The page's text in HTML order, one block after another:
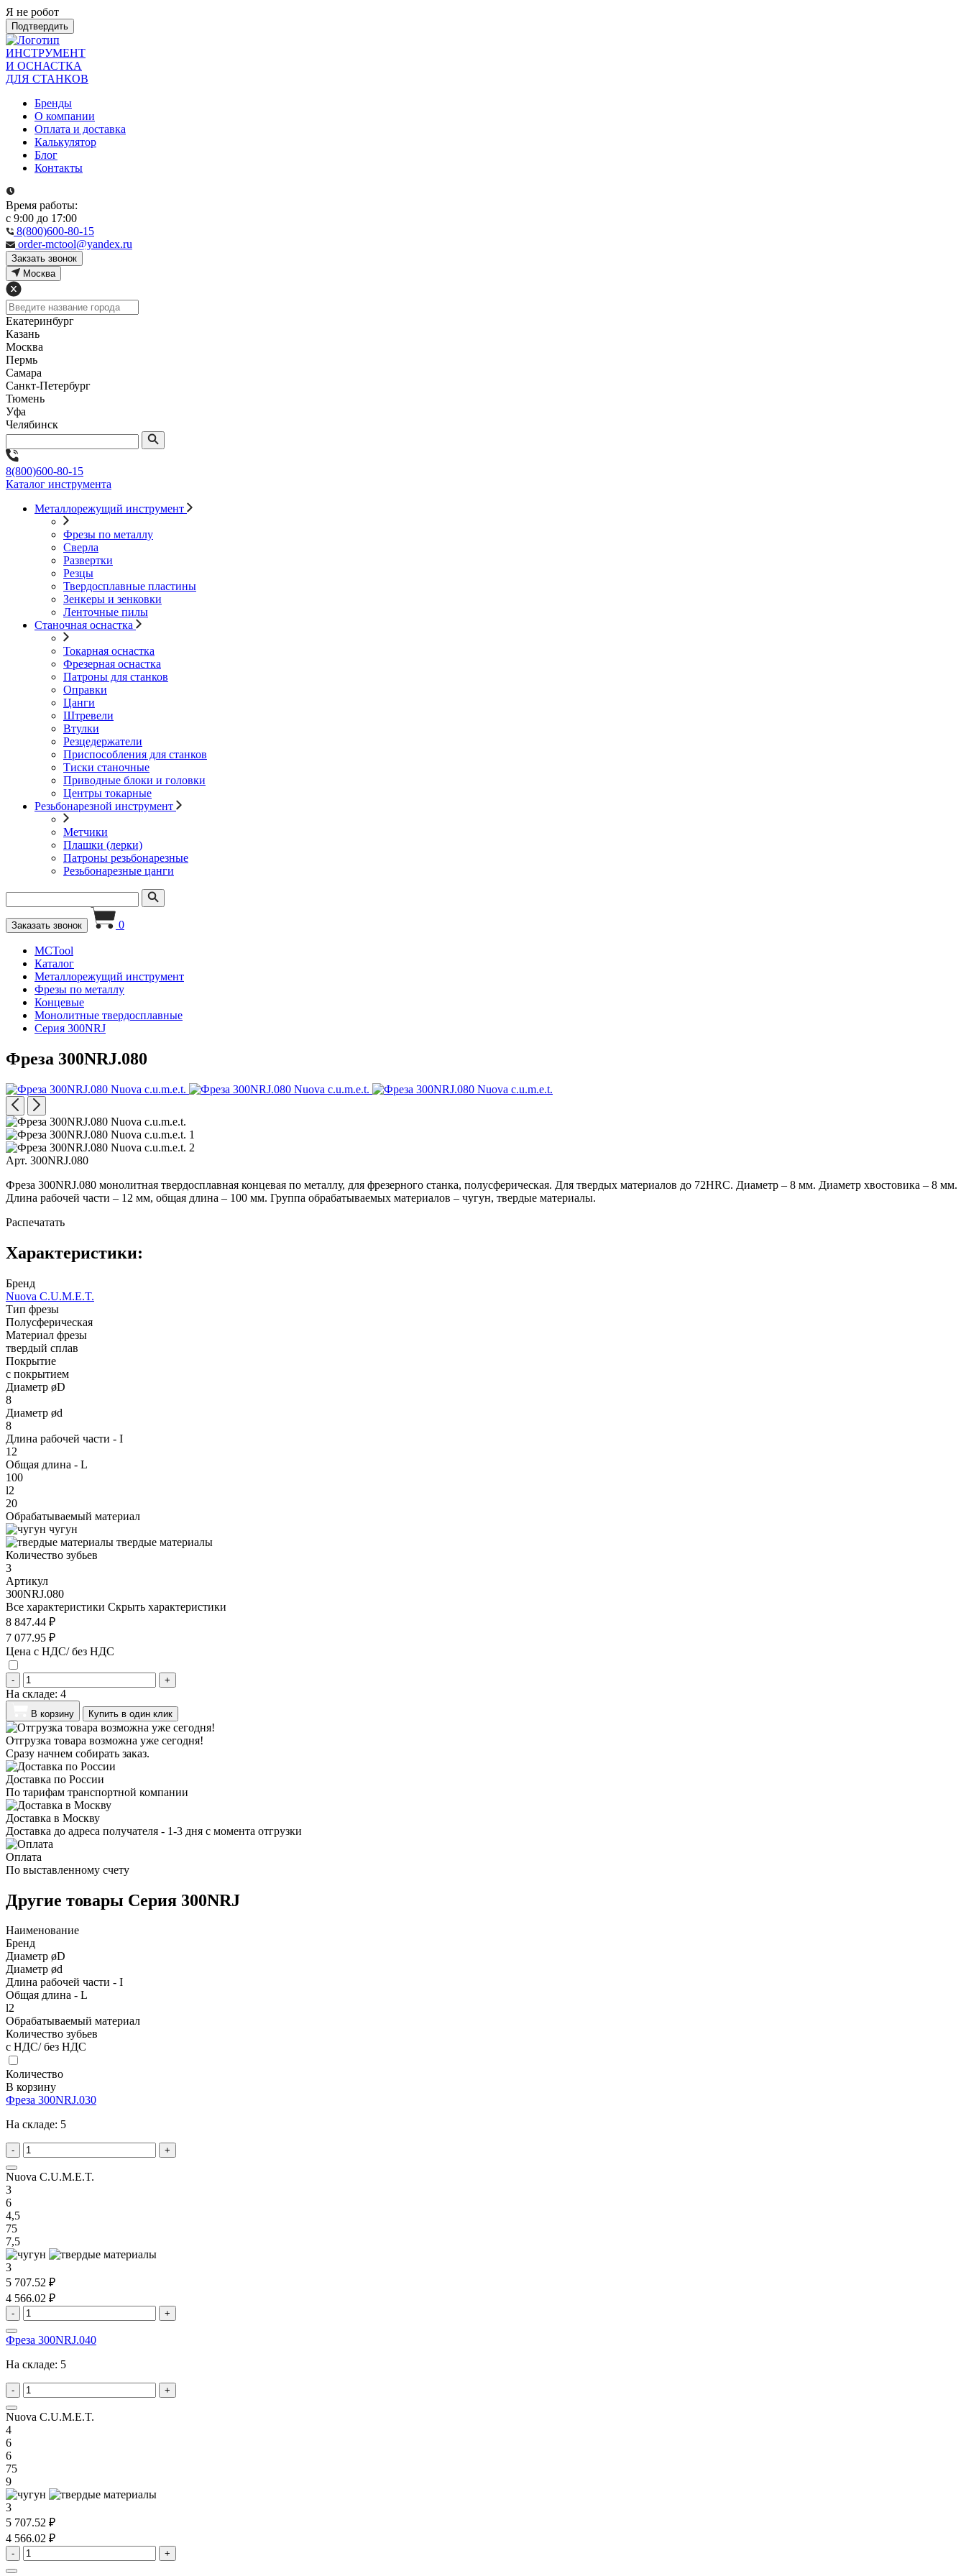
Я не робот
Подтвердить
ИНСТРУМЕНТ
И ОСНАСТКА
ДЛЯ СТАНКОВ
Бренды
О компании
Оплата и доставка
Калькулятор
Блог
Контакты
Время работы:
с 9:00 до 17:00
8(800)600-80-15
order-mctool@yandex.ru
Закзать звонок
Москва
Екатеринбург
Казань
Москва
Пермь
Самара
Санкт-Петербург
Тюмень
Уфа
Челябинск
8(800)600-80-15
Каталог инструмента
Металлорежущий инструмент
Фрезы по металлу
Сверла
Развертки
Резцы
Твердосплавные пластины
Зенкеры и зенковки
Ленточные пилы
Станочная оснастка
Токарная оснастка
Фрезерная оснастка
Патроны для станков
Оправки
Цанги
Штревели
Втулки
Резцедержатели
Приспособления для станков
Тиски станочные
Приводные блоки и головки
Центры токарные
Резьбонарезной инструмент
Метчики
Плашки (лерки)
Патроны резьбонарезные
Резьбонарезные цанги
Заказать звонок 0
MCTool
Каталог
Металлорежущий инструмент
Фрезы по металлу
Концевые
Монолитные твердосплавные
Серия 300NRJ
Фреза 300NRJ.080
Арт. 300NRJ.080
Фреза 300NRJ.080 монолитная твердосплавная концевая по металлу, для фрезерного станка, полусферическая. Для твердых материалов до 72HRC. Диаметр – 8 мм. Диаметр хвостовика – 8 мм.
Длина рабочей части – 12 мм, общая длина – 100 мм. Группа обрабатываемых материалов – чугун, твердые материалы.
Распечатать
Характеристики:
Бренд
Nuova C.U.M.E.T.
Тип фрезы
Полусферическая
Материал фрезы
твердый сплав
Покрытие
с покрытием
Диаметр øD
8
Диаметр ød
8
Длина рабочей части - I
12
Общая длина - L
100
l2
20
Обрабатываемый материал
чугун
твердые материалы
Количество зубьев
3
Артикул
300NRJ.080
Все характеристики Скрыть характеристики
8 847.44 ₽
7 077.95 ₽
Цена с НДС/ без НДС
- +
На складе: 4
В корзину Купить в один клик
Отгрузка товара возможна уже сегодня!
Сразу начнем собирать заказ.
Доставка по России
По тарифам транспортной компании
Доставка в Москву
Доставка до адреса получателя - 1-3 дня с момента отгрузки
Оплата
По выставленному счету
Другие товары Серия 300NRJ
Наименование
Бренд
Диаметр øD
Диаметр ød
Длина рабочей части - I
Общая длина - L
l2
Обрабатываемый материал
Количество зубьев
с НДС/ без НДС
Количество
В корзину
Фреза 300NRJ.030
На складе: 5
- +
Nuova C.U.M.E.T.
3
6
4,5
75
7,5
3
5 707.52 ₽
4 566.02 ₽
- +
Фреза 300NRJ.040
На складе: 5
- +
Nuova C.U.M.E.T.
4
6
6
75
9
3
5 707.52 ₽
4 566.02 ₽
- +